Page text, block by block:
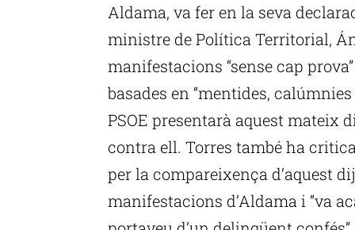
Aldama, va fer en la seva
ministre de Política Territorial,
manifestacions “sense cap
basades en “mentides,
PSOE presentarà aquest mateix
contra ell. Torres també ha
per la compareixença d’aquest
manifestacions d’Aldama i “va